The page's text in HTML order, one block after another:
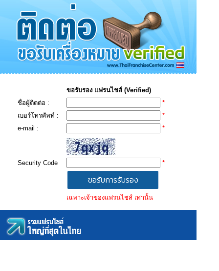
ขอรับรอง แฟรนไชส์ (Verified)
ชื่อผู้ติดต่อ :
*
เบอร์โทรศัพท์ :
*
e-mail :
*
Security Code *
เฉพาะเจ้าของแฟรนไชส์ เท่านั้น